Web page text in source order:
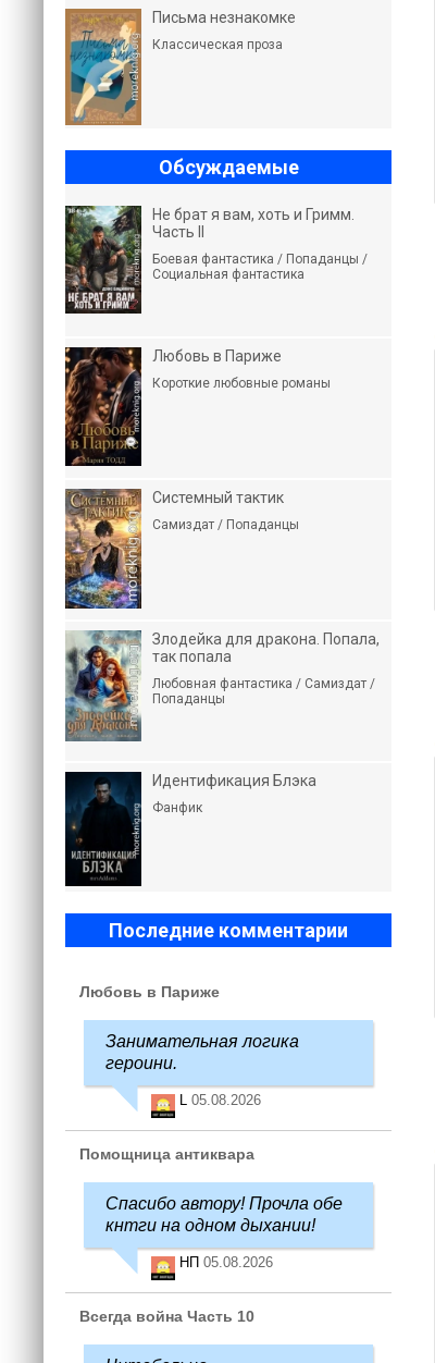
Письма незнакомке
Классическая проза
Обсуждаемые
Не брат я вам, хоть и Гримм.
Часть II
Боевая фантастика / Попаданцы /
Социальная фантастика
Любовь в Париже
Короткие любовные романы
Системный тактик
Самиздат / Попаданцы
Злодейка для дракона. Попала,
так попала
Любовная фантастика / Самиздат /
Попаданцы
Идентификация Блэка
Фанфик
Последние комментарии
Любовь в Париже
Занимательная логика
героини.
L 05.08.2026
Помощница антиквара
Спасибо автору! Прочла обе
кнтги на одном дыхании!
НП 05.08.2026
Всегда война Часть 10